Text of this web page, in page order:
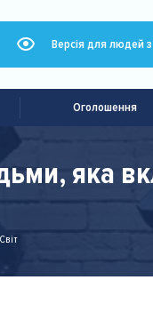
Версія для людей
Оголошення
яка
Світ